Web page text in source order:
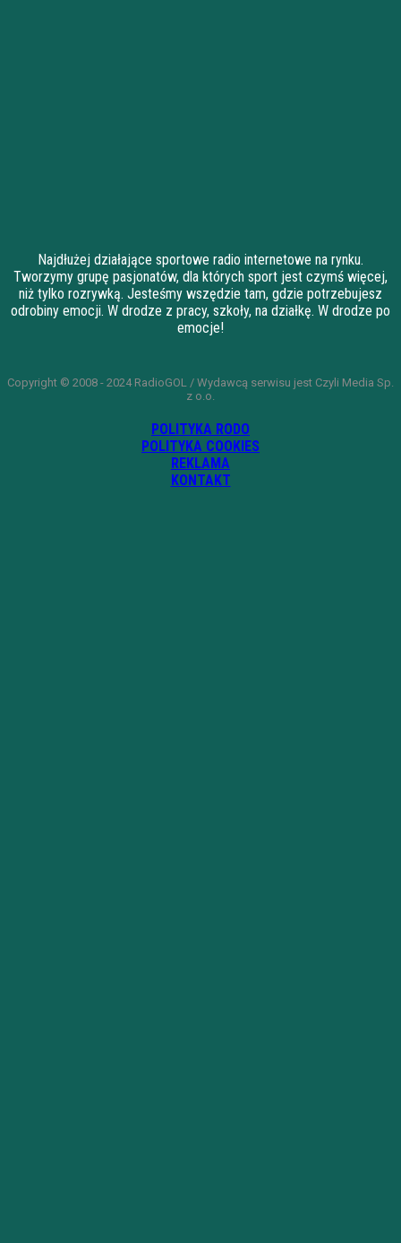
Najdłużej działające sportowe radio internetowe na rynku.
Tworzymy grupę pasjonatów, dla których sport jest czymś więcej,
niż tylko rozrywką. Jesteśmy wszędzie tam, gdzie potrzebujesz
odrobiny emocji. W drodze z pracy, szkoły, na działkę. W drodze po
emocje!
Copyright © 2008 - 2024 RadioGOL / Wydawcą serwisu jest Czyli Media Sp.
z o.o.
POLITYKA RODO
POLITYKA COOKIES
REKLAMA
KONTAKT